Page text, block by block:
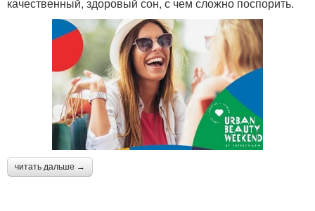
читать дальше →